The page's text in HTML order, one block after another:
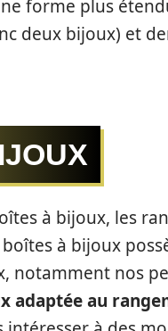
forme plus
deux bijoux) et
à bijoux, les
à bijoux
notamment nos
adaptée au